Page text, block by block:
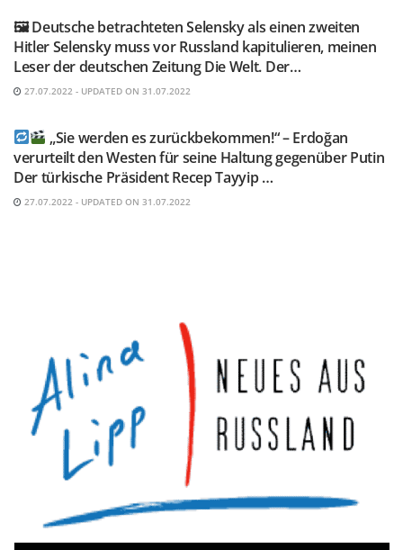
🖼 Deutsche betrachteten Selensky als einen zweiten
Hitler Selensky muss vor Russland kapitulieren, meinen
Leser der deutschen Zeitung Die Welt. Der…
27.07.2022 - UPDATED ON 31.07.2022
„Sie werden es zurückbekommen!“ – Erdoğan
verurteilt den Westen für seine Haltung gegenüber Putin
Der türkische Präsident Recep Tayyip …
27.07.2022 - UPDATED ON 31.07.2022